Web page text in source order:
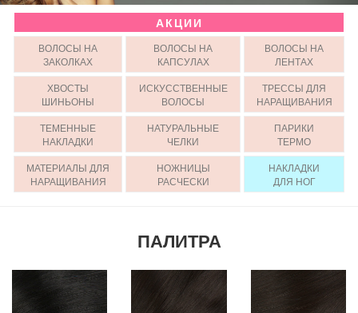
АКЦИИ
ВОЛОСЫ НА
ЗАКОЛКАХ
ВОЛОСЫ НА
КАПСУЛАХ
ВОЛОСЫ НА
ЛЕНТАХ
ХВОСТЫ
ШИНЬОНЫ
ИСКУССТВЕННЫЕ
ВОЛОСЫ
ТРЕССЫ ДЛЯ
НАРАЩИВАНИЯ
ТЕМЕННЫЕ
НАКЛАДКИ
НАТУРАЛЬНЫЕ
ЧЕЛКИ
ПАРИКИ
ТЕРМО
МАТЕРИАЛЫ ДЛЯ
НАРАЩИВАНИЯ
НОЖНИЦЫ
РАСЧЕСКИ
НАКЛАДКИ
ДЛЯ НОГ
ПАЛИТРА